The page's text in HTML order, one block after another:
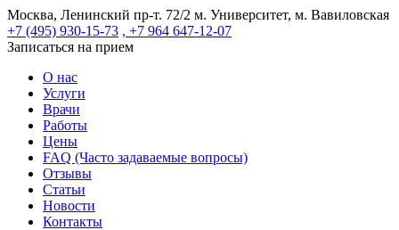
Москва, Ленинский пр-т. 72/2 м. Университет, м. Вавиловская
+7 (495) 930-15-73 , +7 964 647-12-07
Записаться на прием
О нас
Услуги
Врачи
Работы
Цены
FAQ (Часто задаваемые вопросы)
Отзывы
Статьи
Новости
Контакты